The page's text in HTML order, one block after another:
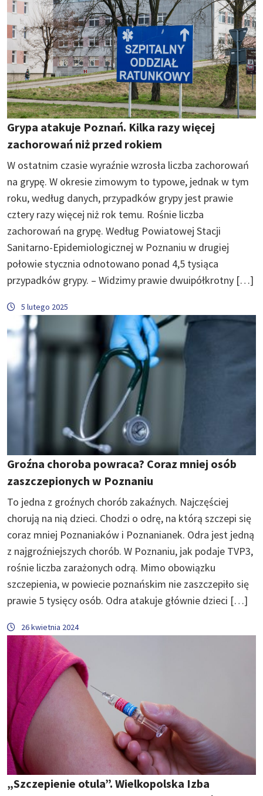
Grypa atakuje Poznań. Kilka razy więcej
zachorowań niż przed rokiem
W ostatnim czasie wyraźnie wzrosła liczba zachorowań
na grypę. W okresie zimowym to typowe, jednak w tym
roku, według danych, przypadków grypy jest prawie
cztery razy więcej niż rok temu. Rośnie liczba
zachorowań na grypę. Według Powiatowej Stacji
Sanitarno-Epidemiologicznej w Poznaniu w drugiej
połowie stycznia odnotowano ponad 4,5 tysiąca
przypadków grypy. – Widzimy prawie dwuipółkrotny […]
5 lutego 2025
Groźna choroba powraca? Coraz mniej osób
zaszczepionych w Poznaniu
To jedna z groźnych chorób zakaźnych. Najczęściej
chorują na nią dzieci. Chodzi o odrę, na którą szczepi się
coraz mniej Poznaniaków i Poznanianek. Odra jest jedną
z najgroźniejszych chorób. W Poznaniu, jak podaje TVP3,
rośnie liczba zarażonych odrą. Mimo obowiązku
szczepienia, w powiecie poznańskim nie zaszczepiło się
prawie 5 tysięcy osób. Odra atakuje głównie dzieci […]
26 kwietnia 2024
„Szczepienie otula”. Wielkopolska Izba